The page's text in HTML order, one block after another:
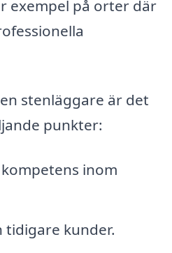
exempel på orter där
stenläggare är det
punkter:
inom
tidigare kunder.